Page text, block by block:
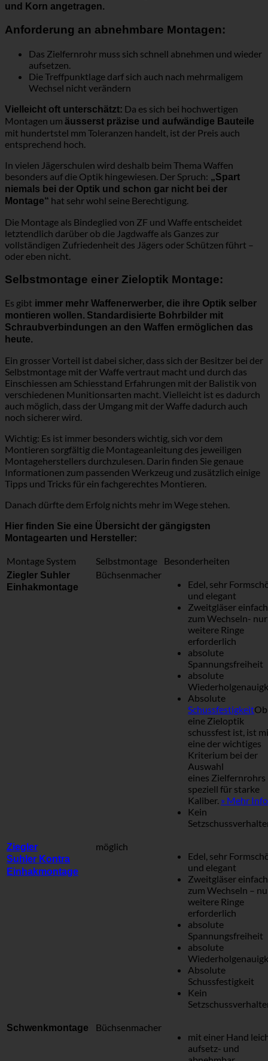
und Korn angetragen.
Anforderung an abnehmbare Montagen:
Das Zielfernrohr muss sich schnell abnehmen und wieder
aufsetzen.
Die Treffpunktlage darf sich auch nach mehrmaligem
Wechsel nicht verändern
Vielleicht oft unterschätzt: Da es sich bei hochwertigen
Montagen um äusserst präzise und aufwändige Bauteile
mit hundertstel mm Toleranzen handelt, ist der Preis auch
entsprechend hoch.
In vielen Jägerschulen wird deshalb beim Thema Waffen
besonders auf die Optik hingewiesen. Der Spruch: „Spart
niemals bei der Optik und schon gar nicht bei der
Montage“ hat sehr wohl seine Berechtigung.
Die Montage als Bindeglied von ZF und Waffe entscheidet
letztendlich darüber ob die Jagdwaffe als Ganzes zur
vollständigen Zufriedenheit des Jägers oder Schützen führt –
oder eben nicht.
Selbstmontage einer Zieloptik Montage:
Es gibt immer mehr Waffenerwerber, die ihre Optik selber
montieren wollen. Standardisierte Bohrbilder mit
Schraubverbindungen an den Waffen ermöglichen das
heute.
Ein grosser Vorteil ist dabei sicher, dass sich der Besitzer bei der
Selbstmontage mit der Waffe vertraut macht und durch das
Einschiessen am Schiesstand Erfahrungen mit der Balistik von
verschiedenen Munitionsarten macht. Vielleicht ist es dadurch
auch möglich, dass der Umgang mit der Waffe dadurch auch
noch sicherer wird.
Wichtig: Es ist immer besonders wichtig, sich vor dem
Montieren sorgfältig die Montageanleitung des jeweiligen
Montageherstellers durchzulesen. Darin finden Sie genaue
Informationen zum passenden Werkzeug und zusätzlich einige
Tipps und Tricks für ein fachgerechtes Montieren.
Danach dürfte dem Erfolg nichts mehr im Wege stehen.
Hier finden Sie eine Übersicht der gängigsten
Montagearten und Hersteller:
Montage System Selbstmontage Besonderheiten
Ziegler Suhler
Einhakmontage
Büchsenmacher
Edel, sehr
und elegant
Zweitgläser einfach
zum Wechseln- nur
weitere Ringe
erforderlich
absolute
Spannungsfreiheit
absolute
Absolute
SchussfestigkeitOb
eine Zieloptik
schussfest ist, ist
eine der wichtiges
Kriterium bei der
Auswahl
eines Zielfernrohrs
speziell für starke
Kaliber. » Mehr Info
Kein
Ziegler
Suhler Kontra
Einhakmontage
möglich
Edel, sehr
und elegant
Zweitgläser einfach
zum Wechseln –
weitere Ringe
erforderlich
absolute
Spannungsfreiheit
absolute
Absolute
Schussfestigkeit
Kein
Schwenkmontage
Büchsenmacher
mit einer Hand
aufsetz- und